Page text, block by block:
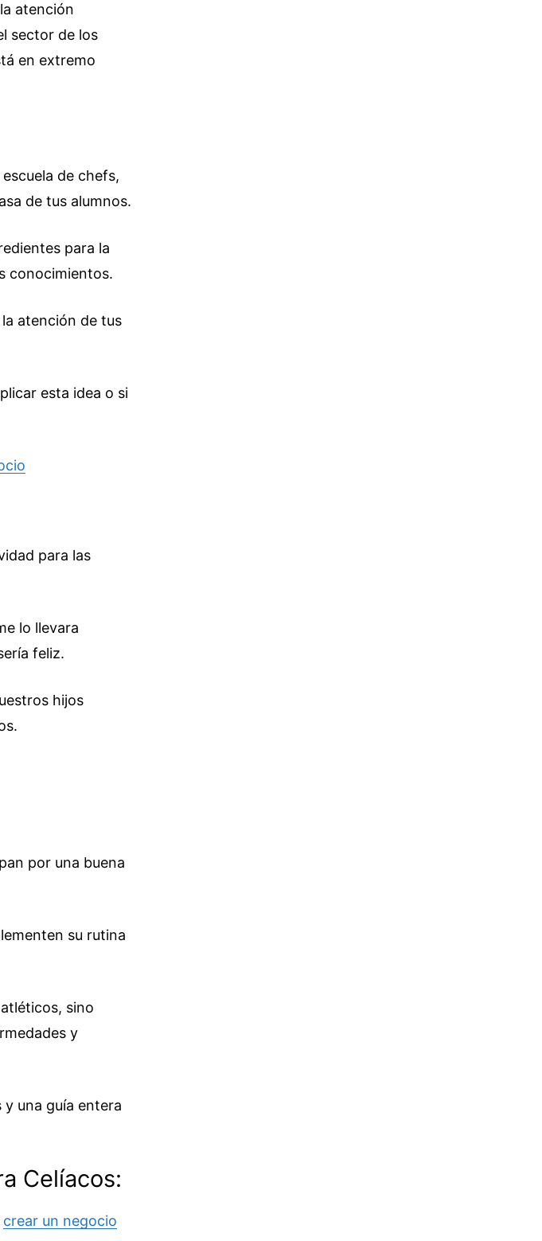
atención
sector de los
en extremo
de chefs,
de tus alumnos.
para la
conocimientos.
atención de tus
esta idea o si
para las
lo llevara
feliz.
hijos
por una buena
su rutina
sino
y
y una guía entera
Celíacos:
crear un negocio